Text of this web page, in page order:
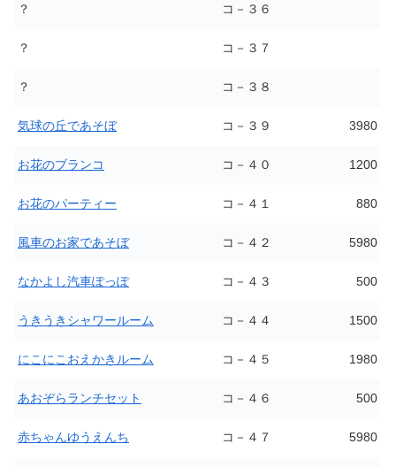
？ コ－３６
？ コ－３７
？ コ－３８
気球の丘であそぼ コ－３９ 3980
お花のブランコ コ－４０ 1200
お花のパーティー コ－４１ 880
風車のお家であそぼ コ－４２ 5980
なかよし汽車ぽっぽ コ－４３ 500
うきうきシャワールーム コ－４４ 1500
にこにこおえかきルーム コ－４５ 1980
あおぞらランチセット コ－４６ 500
赤ちゃんゆうえんち コ－４７ 5980